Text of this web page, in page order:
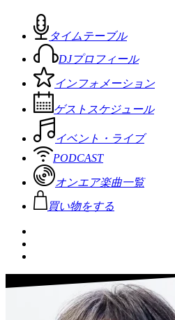
タイムテーブル
DJプロフィール
インフォメーション
ゲストスケジュール
イベント・ライブ
PODCAST
オンエア楽曲一覧
買い物をする